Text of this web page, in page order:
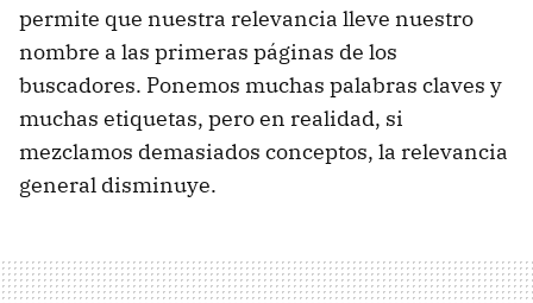
permite que nuestra relevancia lleve nuestro
nombre a las primeras páginas de los
buscadores. Ponemos muchas palabras claves y
muchas etiquetas, pero en realidad, si
mezclamos demasiados conceptos, la relevancia
general disminuye.